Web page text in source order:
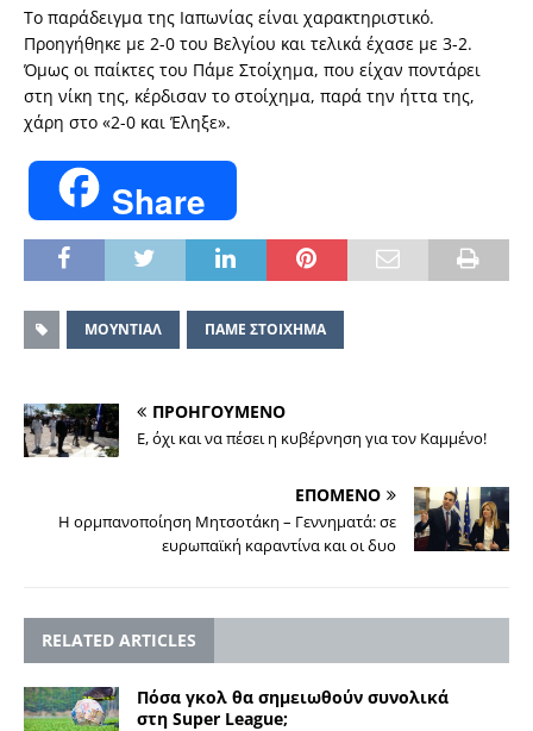
Το παράδειγμα της Ιαπωνίας είναι χαρακτηριστικό.
Προηγήθηκε με 2-0 του Βελγίου και τελικά έχασε με 3-2.
Όμως οι παίκτες του Πάμε Στοίχημα, που είχαν ποντάρει
στη νίκη της, κέρδισαν το στοίχημα, παρά την ήττα της,
χάρη στο «2-0 και Έληξε».
Share
ΜΟΥΝΤΙΑΛ ΠΑΜΕ ΣΤΟΙΧΗΜΑ
ΠΡΟΗΓΟΥΜΕΝΟ
Ε, όχι και να πέσει η κυβέρνηση για τον Καμμένο!
ΕΠΟΜΕΝΟ
Η oρμπανοποίηση Μητσοτάκη – Γεννηματά: σε
ευρωπαϊκή καραντίνα και οι δυο
RELATED ARTICLES
Πόσα γκολ θα σημειωθούν συνολικά
στη Super League;